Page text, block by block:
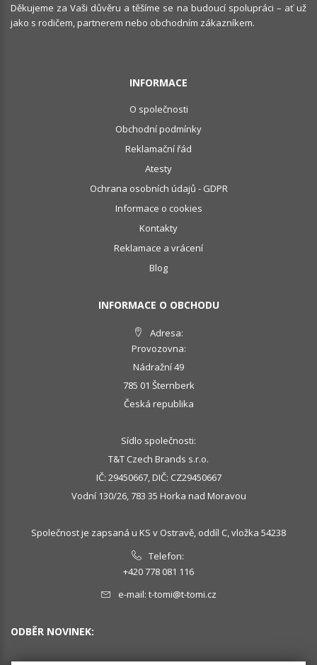
Děkujeme za Vaši důvěru a těšíme se na budoucí spolupráci – ať už
jako s rodičem, partnerem nebo obchodním zákazníkem.
INFORMACE
O společnosti
Obchodní podmínky
Reklamační řád
Atesty
Ochrana osobních údajů - GDPR
Informace o cookies
Kontakty
Reklamace a vrácení
Blog
INFORMACE O OBCHODU
Adresa:
Provozovna:
Nádražní 49
785 01 Šternberk
Česká republika
Sídlo společnosti:
T&T Czech Brands s.r.o.
IČ: 29450667, DIČ: CZ29450667
Vodní 130/26, 783 35 Horka nad Moravou
Společnost je zapsaná u KS v Ostravě, oddíl C, vložka 54238
Telefon:
+420 778 081 116
e-mail: t-tomi@t-tomi.cz
ODBĚR NOVINEK: